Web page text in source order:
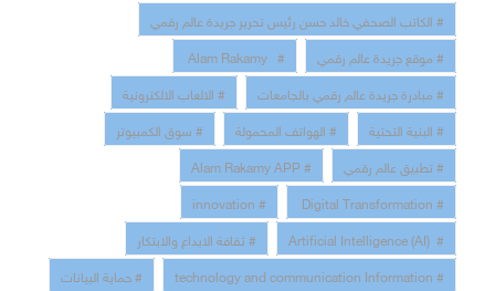
# الكاتب الصحفي خالد حسن رئيس تحرير جريدة عالم رقمي
# موقع جريدة عالم رقمي
# Alam Rakamy
# مبادرة جريدة عالم رقمي بالجامعات
# الالعاب الالكترونية
# البنية التحتية
# الهواتف المحمولة
# سوق الكمبيوتر
# تطبيق عالم رقمي
# Alam Rakamy APP
# Digital Transformation
# innovation
# Artificial Intelligence (AI)
# ثقافة الابداع والابتكار
# technology and communication Information
# حماية البيانات